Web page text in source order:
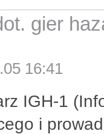
gier
16:41
IGH-1
i